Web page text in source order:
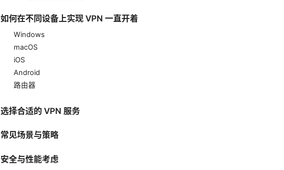
如何在不同设备上实现 VPN 一直开着
Windows
macOS
iOS
Android
路由器
选择合适的 VPN 服务
常见场景与策略
安全与性能考虑